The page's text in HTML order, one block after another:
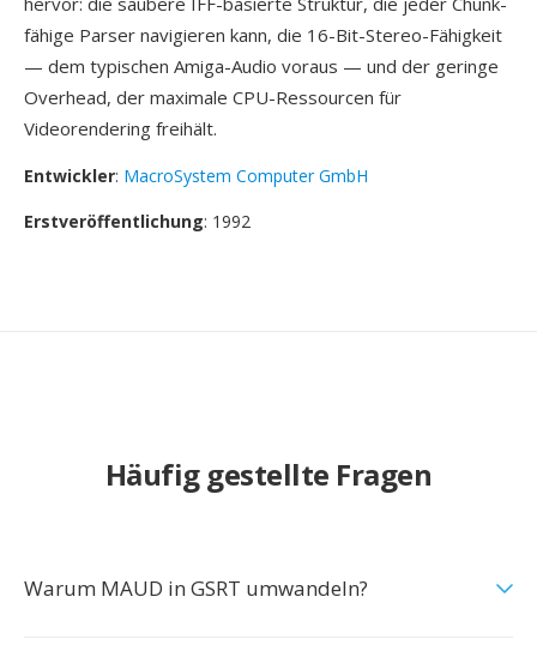
fähige Parser navigieren kann, die 16-Bit-Stereo-Fähigkeit
— dem typischen Amiga-Audio voraus — und der geringe
Overhead, der maximale CPU-Ressourcen für
Videorendering freihält.
Entwickler: MacroSystem Computer GmbH
Erstveröffentlichung: 1992
Häufig gestellte Fragen
Warum MAUD in GSRT umwandeln?